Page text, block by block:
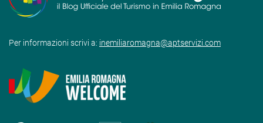
Per informazioni scrivi a: inemiliaromagna@aptservizi.com